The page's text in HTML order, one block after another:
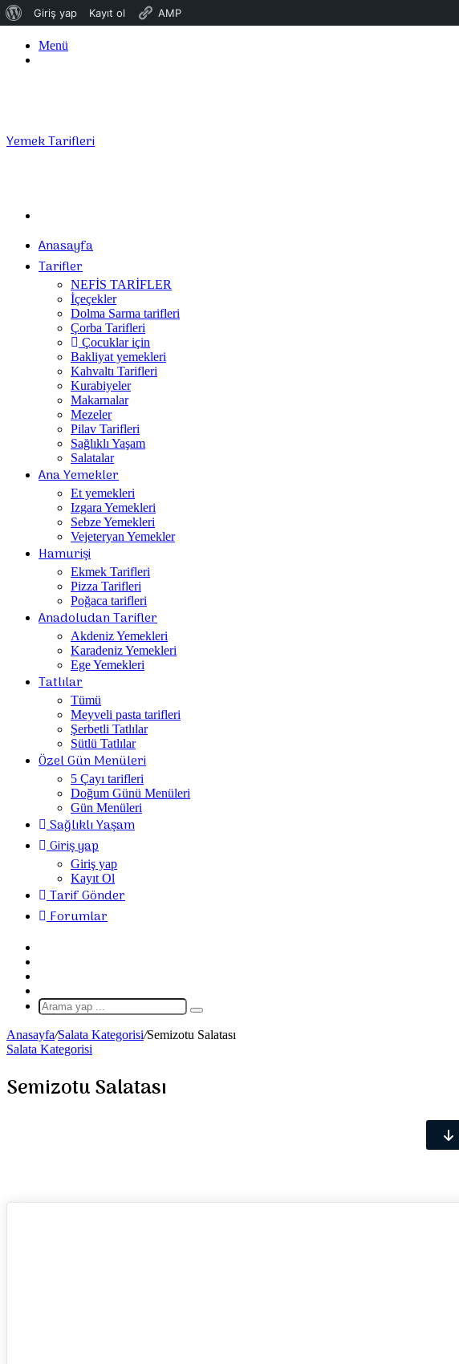
WordPress
Giriş yap Kayıt ol AMP
Menü
Yemek Tarifleri
...
Anasayfa
Tarifler
NEFİS TARİFLER
İçeçekler
Dolma Sarma tarifleri
Çorba Tarifleri
Çocuklar için
Bakliyat yemekleri
Kahvaltı Tarifleri
Kurabiyeler
Makarnalar
Mezeler
Pilav Tarifleri
Sağlıklı Yaşam
Salatalar
Ana Yemekler
Et yemekleri
Izgara Yemekleri
Sebze Yemekleri
Vejeteryan Yemekler
Hamurişi
Ekmek Tarifleri
Pizza Tarifleri
Poğaca tarifleri
Anadoludan Tarifler
Akdeniz Yemekleri
Karadeniz Yemekleri
Ege Yemekleri
Tatlılar
Tümü
Meyveli pasta tarifleri
Şerbetli Tatlılar
Sütlü Tatlılar
Özel Gün Menüleri
5 Çayı tarifleri
Doğum Günü Menüleri
Gün Menüleri
Sağlıklı Yaşam
Giriş yap
Giriş yap
Kayıt Ol
Tarif Gönder
Forumlar
görünümü
değiştir
Arama
yap
...
Anasayfa/Salata Kategorisi/Semizotu Salatası
Salata Kategorisi
Semizotu Salatası